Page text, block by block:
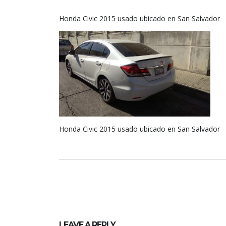
Honda Civic 2015 usado ubicado en San Salvador
Honda Civic 2015 usado ubicado en San Salvador